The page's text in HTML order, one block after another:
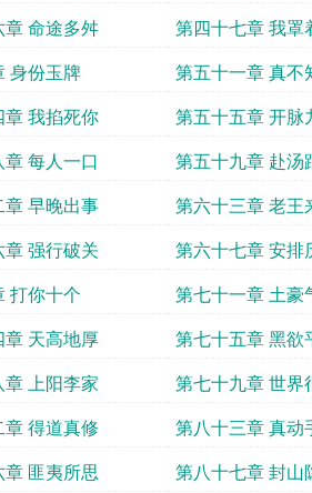
命途多舛 第四十七章 我罩
身份玉牌 第五十一章 真不
我掐死你 第五十五章 开脉
每人一口 第五十九章 赴汤
早晚出事 第六十三章 老王
强行破关 第六十七章 安排
打你十个 第七十一章 土豪
天高地厚 第七十五章 黑欲
上阳李家 第七十九章 世界
得道真修 第八十三章 真动
匪夷所思 第八十七章 封山